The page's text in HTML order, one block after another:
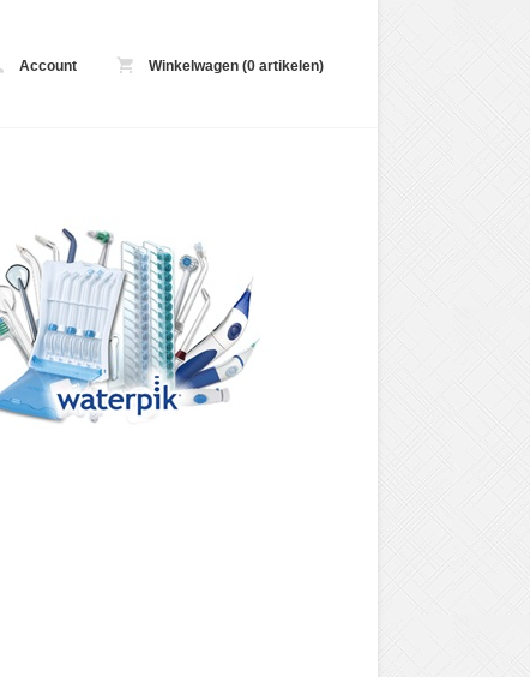
Account Winkelwagen (0 artikelen)